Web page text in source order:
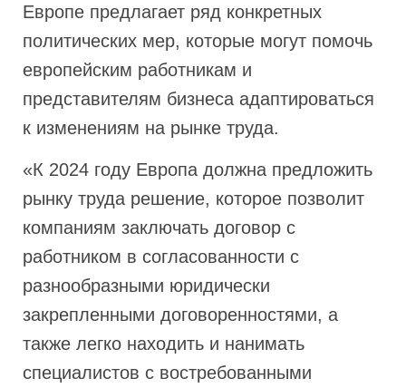
Европе предлагает ряд конкретных
политических мер, которые могут помочь
европейским работникам и
представителям бизнеса адаптироваться
к изменениям на рынке труда.
«К 2024 году Европа должна предложить
рынку труда решение, которое позволит
компаниям заключать договор с
работником в согласованности с
разнообразными юридически
закрепленными договоренностями, а
также легко находить и нанимать
специалистов с востребованными